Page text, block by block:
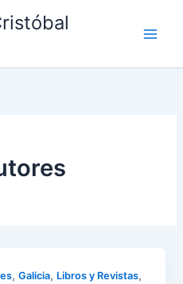
,Galicia, Libros y Revistas,